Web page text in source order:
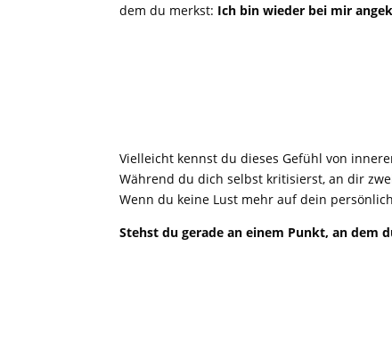
dem du merkst: Ich bin wieder bei mir
Vielleicht kennst du dieses Gefühl von
Während du dich selbst kritisierst, an dir
Wenn du keine Lust mehr auf dein
Stehst du gerade an einem Punkt, an dem